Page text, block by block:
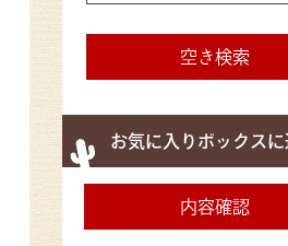
お気に入りボックス